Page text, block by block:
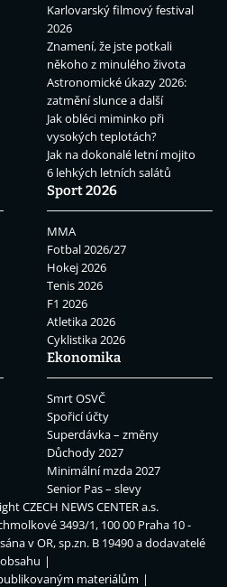
Karlovarský filmový festival
2026
Znamení, že jste potkali
někoho z minulého života
Astronomické úkazy 2026:
zatmění slunce a další
Jak obléci miminko při
vysokých teplotách?
Jak na dokonalé letní mojito
6 lehkých letních salátů
Sport 2026
MMA
Fotbal 2026/27
Hokej 2026
Tenis 2026
F1 2026
Atletika 2026
Cyklistika 2026
Ekonomika
Smrt OSVČ
Spořicí účty
Superdávka – změny
Důchody 2027
Minimální mzda 2027
Senior Pas – slevy
CZECH NEWS CENTER a.s.
3493/1, 100 00 Praha 10 -
v OR, sp.zn. B 19490 a dodavatelé
obsahu
materiálům